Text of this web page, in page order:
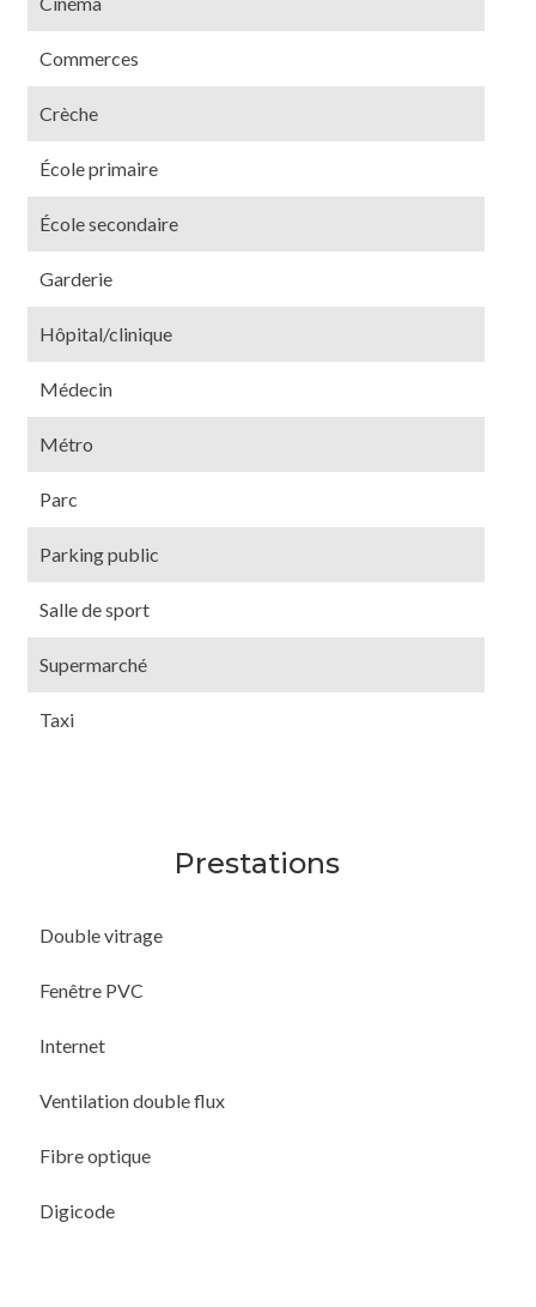
Commerces
Crèche
École primaire
École secondaire
Garderie
Hôpital/clinique
Médecin
Métro
Parc
Parking public
Salle de sport
Supermarché
Taxi
Prestations
Double vitrage
Fenêtre PVC
Internet
Ventilation double flux
Fibre optique
Digicode